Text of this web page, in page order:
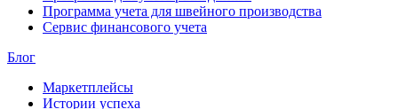
Программа учета для швейного производства
Сервис финансового учета
Блог
Маркетплейсы
Истории успеха